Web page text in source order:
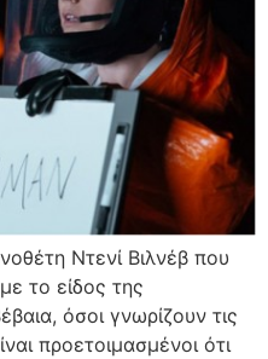
Ντενί Βιλνέβ που
το είδος της
όσοι γνωρίζουν τις
προετοιμασμένοι ότι